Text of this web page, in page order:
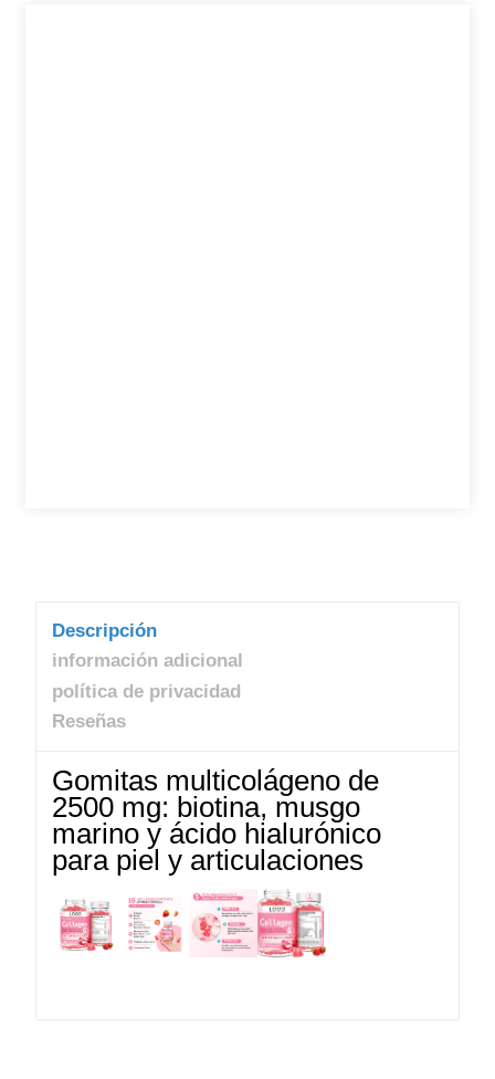
Descripción
información adicional
política de privacidad
Reseñas
Gomitas multicolágeno de
2500 mg: biotina, musgo
marino y ácido hialurónico
para piel y articulaciones